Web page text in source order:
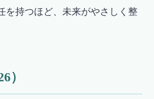
を持つほど、未来がやさしく整
）